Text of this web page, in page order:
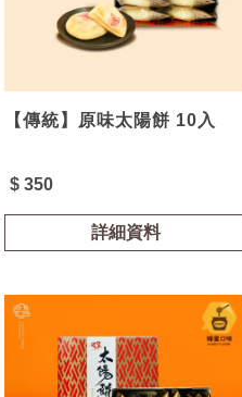
【傳統】原味太陽餅 10入
$ 350
詳細資料